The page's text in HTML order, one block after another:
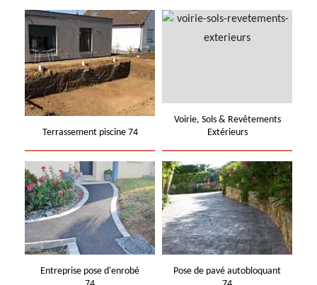
Terrassement piscine 74
Voirie, Sols & Revêtements
Extérieurs
Entreprise pose d'enrobé
Pose de pavé autobloquant